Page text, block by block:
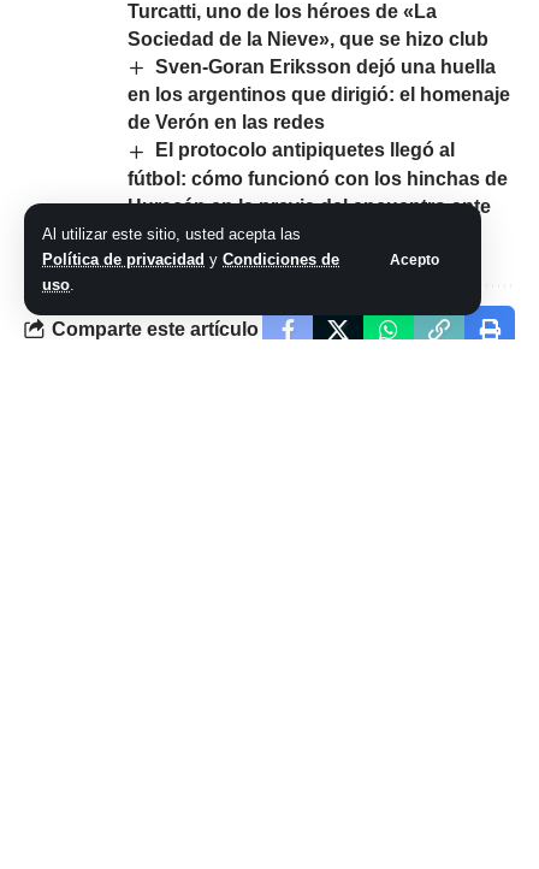
Al utilizar este sitio, usted acepta las
Política de privacidad y Condiciones de
uso.
Acepto
Turcatti, uno de los héroes de «La
Sociedad de la Nieve», que se hizo club
Sven-Goran Eriksson dejó una huella
en los argentinos que dirigió: el homenaje
de Verón en las redes
El protocolo antipiquetes llegó al
fútbol: cómo funcionó con los hinchas de
Huracán en la previa del encuentro ante
Independiente
Comparte este artículo